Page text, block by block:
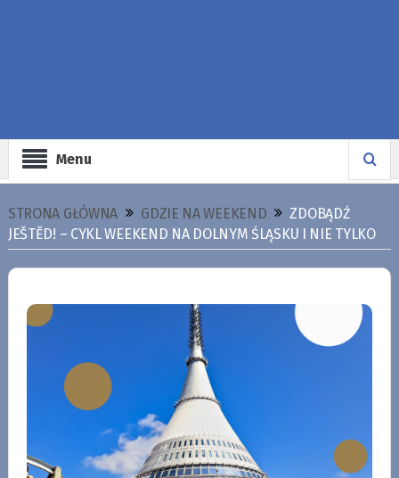
Menu
STRONA GŁÓWNA GDZIE NA WEEKEND
ZDOBĄDŹ
JEŠTĚD! – CYKL WEEKEND NA DOLNYM ŚLĄSKU I NIE TYLKO